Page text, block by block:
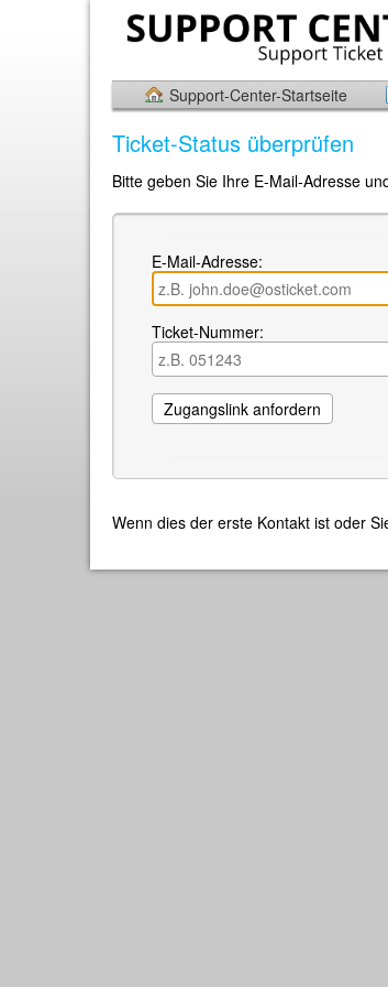
Support-Center-Startseite
Ticket-Status überprüfen
Bitte geben Sie Ihre E-Mail-Adresse
E-Mail-Adresse:
Ticket-Nummer:
Wenn dies der erste Kontakt ist oder